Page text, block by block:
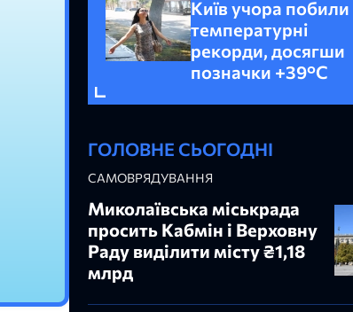
Київ учора побили
температурні
рекорди, досягши
позначки +39°C
ГОЛОВНЕ СЬОГОДНІ
САМОВРЯДУВАННЯ
Миколаївська міськрада
просить Кабмін і Верховну
Раду виділити місту ₴1,18
млрд